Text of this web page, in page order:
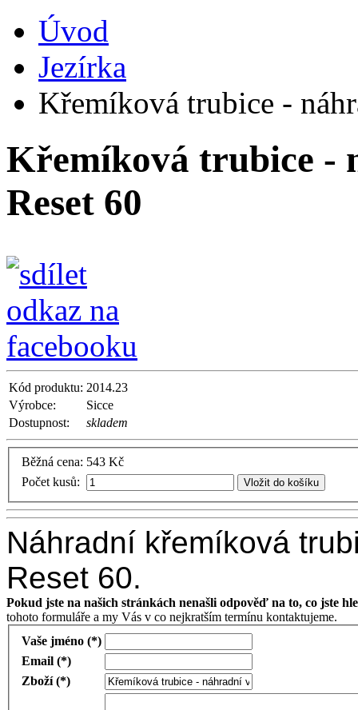
Úvod
Jezírka
Křemíková trubice -
Křemíková trubice -
Reset 60
Kód produktu: 2014.23
Výrobce:
Sicce
Dostupnost:
skladem
Běžná cena: 543 Kč
Počet kusů:
Vložit do košíku
Náhradní křemíková
Reset 60.
Pokud jste na našich stránkách nenašli odpověď na to, co jste
tohoto formuláře a my Vás v co nejkratším termínu kontaktujeme.
Vaše jméno (*)
Email (*)
Zboží (*)